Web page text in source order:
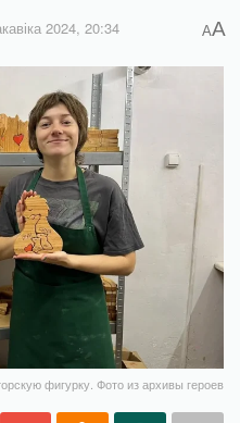
2024, 20:34 AA
фигурку. Фото из архивы героев